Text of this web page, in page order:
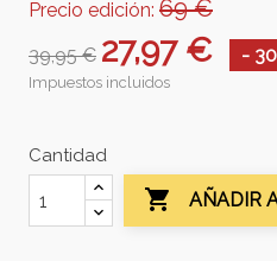
Precio edición: 69 €
39,95 € 27,97 € -
Impuestos incluidos
Cantidad
 AÑADIR